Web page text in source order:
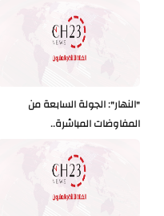
"النهار": الجولة السابعة من
المفاوضات المباشرة..